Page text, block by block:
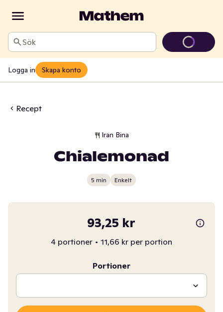
Sök
Logga in Skapa konto
Recept
Iran Bina
Chialemonad
5 min Enkelt
93,25 kr
4 portioner • 11,66 kr per portion
Portioner